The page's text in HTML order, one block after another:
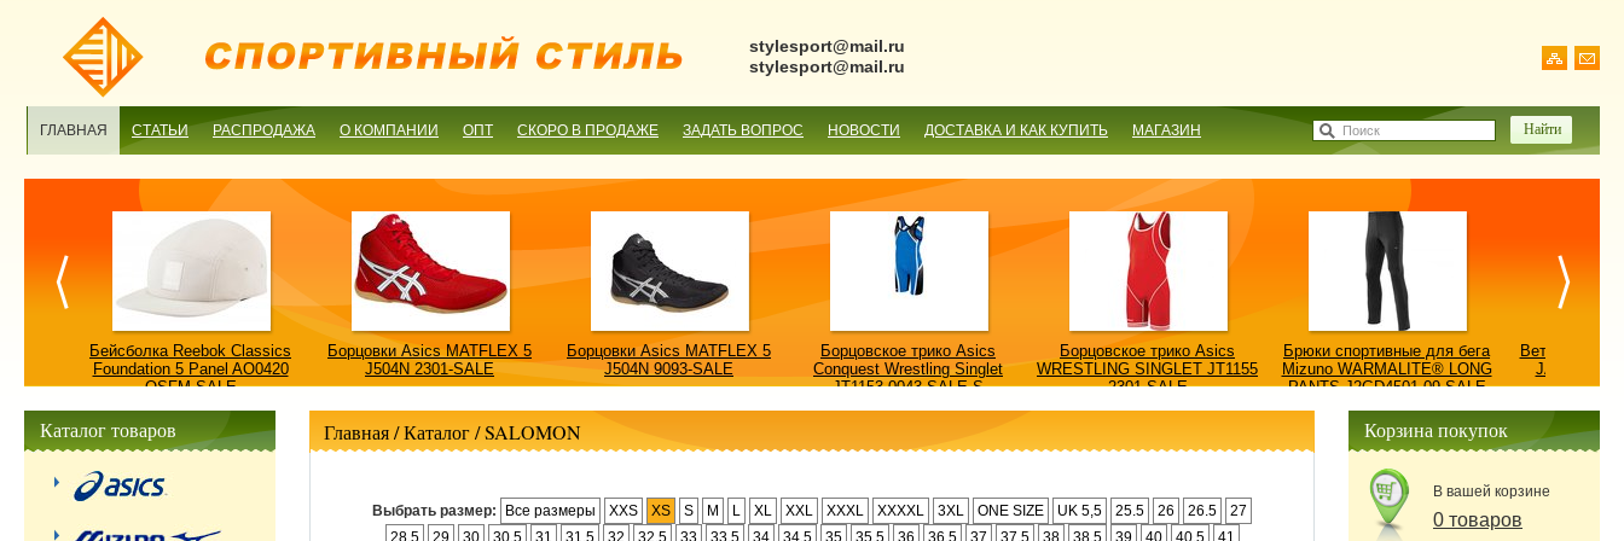
stylesport@mail.ru
stylesport@mail.ru
ГЛАВНАЯ СТАТЬИ РАСПРОДАЖА О КОМПАНИИ ОПТ СКОРО В ПРОДАЖЕ ЗАДАТЬ ВОПРОС НОВОСТИ ДОСТАВКА И КАК КУПИТЬ МАГАЗИН Поиск
Бейсболка Reebok Classics
Foundation 5 Panel AO0420
OSFM-SALE
Борцовки Asics MATFLEX 5
J504N 2301-SALE
Борцовки Asics MATFLEX 5
J504N 9093-SALE
Борцовское трико Asics
Conquest Wrestling Singlet
JT1153 0043-SALE-S
Борцовское трико Asics
WRESTLING SINGLET JT1155
2301-SALE
Брюки спортивные для бега
Mizuno WARMALITE® LONG
PANTS J2GD4501-09-SALE
Ветровка
JACKET/
Главная/ Каталог /SALOMON
Выбрать размер: Все размеры XXS XS S M L XL XXL XXXL XXXXL 3XL ONE SIZE UK 5,5 25.5 26 26.5
27
28.5
29 30 30.5 31 31.5 32 32.5 33 33.5 34 34.5 35 35.5 36 36.5 37 37.5 38 38.5 39 40 40.5
41
Каталог товаров Корзина покупок
В вашей корзине
0 товаров